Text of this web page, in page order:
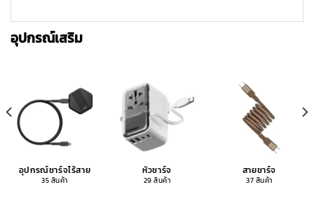
อุปกรณ์เสริม
อุปกรณ์ชาร์จไร้สาย
35 สินค้า
หัวชาร์จ
29 สินค้า
สายชาร์จ
37 สินค้า